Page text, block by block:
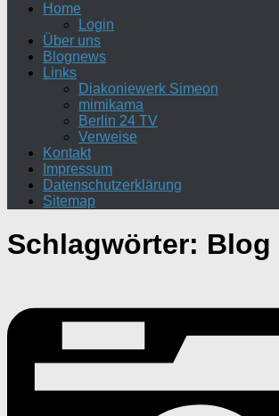
Home
Login
Über uns
Blognews
Links
Diakoniewerk Simeon
mimikama
Berlin 24 TV
Verweise
Kontakt
Impressum
Datenschutzerklärung
Sitemap
Schlagwörter: Blog